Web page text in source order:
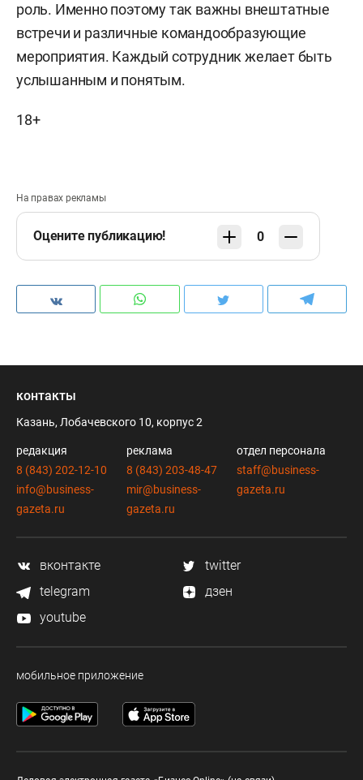
роль. Именно поэтому так важны внештатные
встречи и различные командообразующие
мероприятия. Каждый сотрудник желает быть
услышанным и понятым.
18+
На правах рекламы
Оцените публикацию! 0
контакты
Казань, Лобачевского 10, корпус 2
редакция
8 (843) 202-12-10
info@business-
gazeta.ru
реклама
8 (843) 203-48-47
mir@business-
gazeta.ru
отдел персонала
staff@business-
gazeta.ru
вконтакте
twitter
telegram
дзен
youtube
мобильное приложение